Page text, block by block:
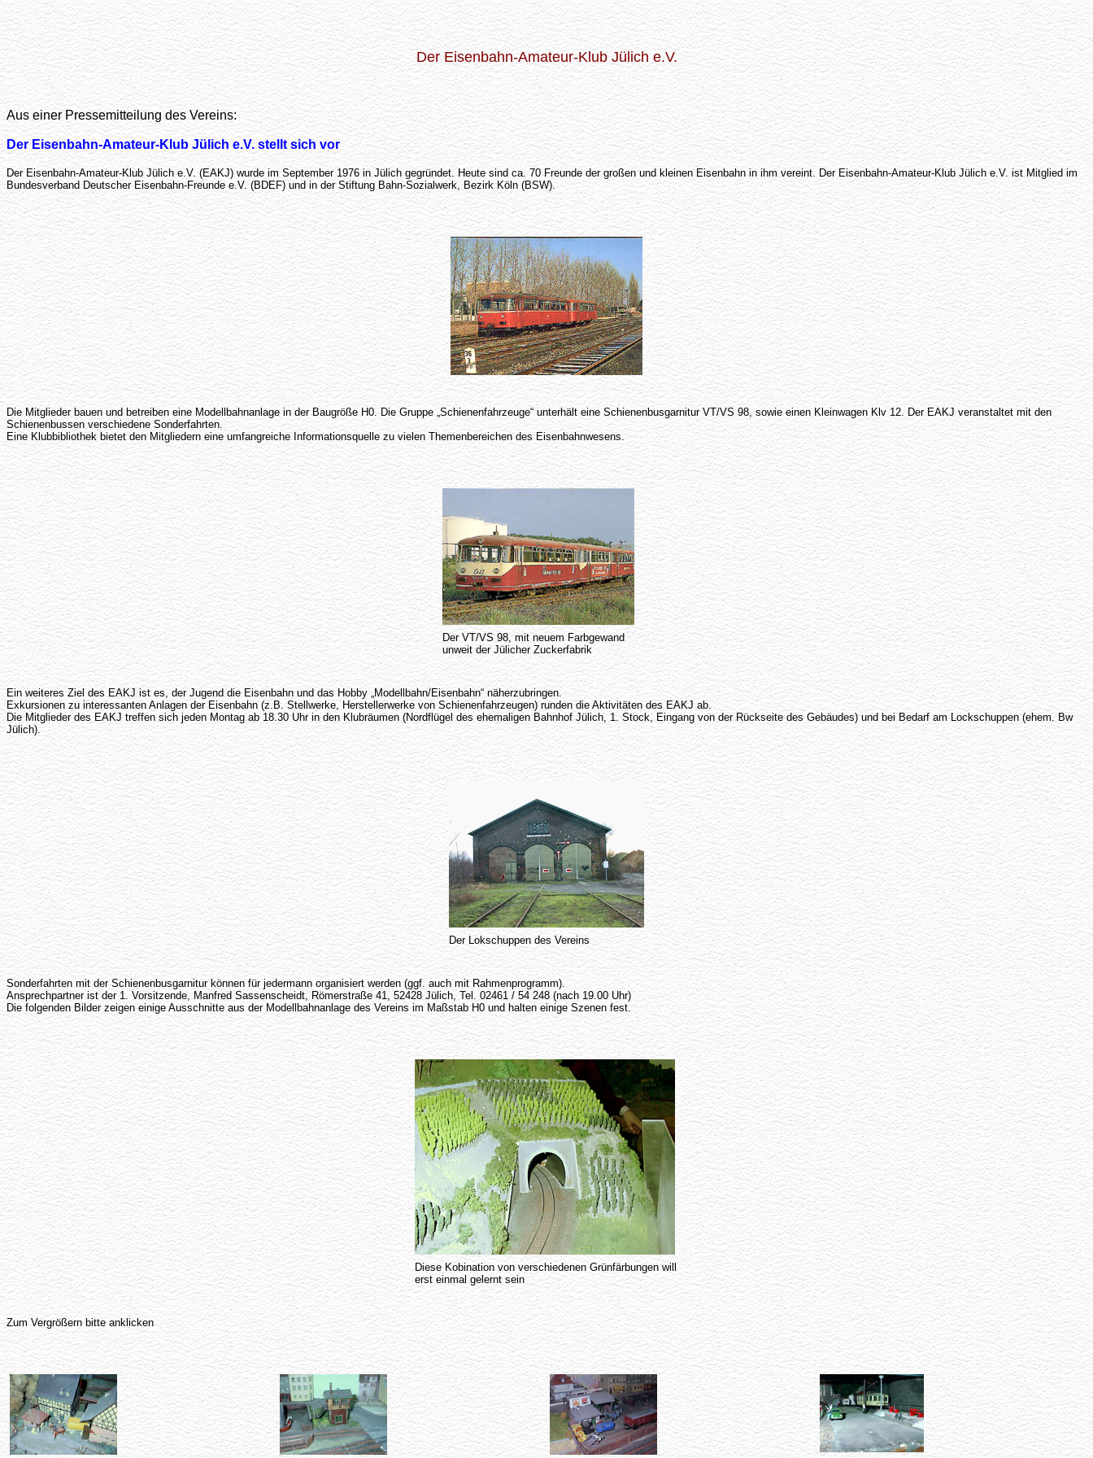
Der Eisenbahn-Amateur-Klub Jülich e.V.
Aus einer Pressemitteilung des Vereins:
Der Eisenbahn-Amateur-Klub Jülich e.V. stellt sich vor
Der Eisenbahn-Amateur-Klub Jülich e.V. (EAKJ) wurde im September 1976 in Jülich gegründet. Heute sind ca. 70 Freunde der großen und kleinen Eisenbahn in ihm vereint. Der Eisenbahn-Amateur-Klub Jülich e.V. ist Mitglied im
Bundesverband Deutscher Eisenbahn-Freunde e.V. (BDEF) und in der Stiftung Bahn-Sozialwerk, Bezirk Köln (BSW).
Die Mitglieder bauen und betreiben eine Modellbahnanlage in der Baugröße H0. Die Gruppe „Schienenfahrzeuge“ unterhält eine Schienenbusgarnitur VT/VS 98, sowie einen Kleinwagen Klv 12. Der EAKJ veranstaltet mit den
Schienenbussen verschiedene Sonderfahrten.
Eine Klubbibliothek bietet den Mitgliedern eine umfangreiche Informationsquelle zu vielen Themenbereichen des Eisenbahnwesens.
Der VT/VS 98, mit neuem Farbgewand
unweit der Jülicher Zuckerfabrik
Ein weiteres Ziel des EAKJ ist es, der Jugend die Eisenbahn und das Hobby „Modellbahn/Eisenbahn“ näherzubringen.
Exkursionen zu interessanten Anlagen der Eisenbahn (z.B. Stellwerke, Herstellerwerke von Schienenfahrzeugen) runden die Aktivitäten des EAKJ ab.
Die Mitglieder des EAKJ treffen sich jeden Montag ab 18.30 Uhr in den Klubräumen (Nordflügel des ehemaligen Bahnhof Jülich, 1. Stock, Eingang von der Rückseite des Gebäudes) und bei Bedarf am Lockschuppen (ehem. Bw
Jülich).
Der Lokschuppen des Vereins
Sonderfahrten mit der Schienenbusgarnitur können für jedermann organisiert werden (ggf. auch mit Rahmenprogramm).
Ansprechpartner ist der 1. Vorsitzende, Manfred Sassenscheidt, Römerstraße 41, 52428 Jülich, Tel. 02461 / 54 248 (nach 19.00 Uhr)
Die folgenden Bilder zeigen einige Ausschnitte aus der Modellbahnanlage des Vereins im Maßstab H0 und halten einige Szenen fest.
Diese Kobination von verschiedenen Grünfärbungen will
erst einmal gelernt sein
Zum Vergrößern bitte anklicken